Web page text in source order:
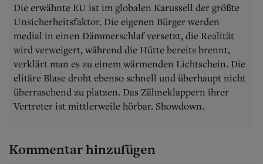
Die erwähnte EU ist im globalen Karussell der größte
Unsicherheitsfaktor. Die eigenen Bürger werden
medial in einen Dämmerschlaf versetzt, die Realität
wird verweigert, während die Hütte bereits brennt,
verklärt man es zu einem wärmenden Lichtschein. Die
elitäre Blase droht ebenso schnell und überhaupt nicht
überraschend zu platzen. Das Zähneklappern ihrer
Vertreter ist mittlerweile hörbar. Showdown.
Kommentar hinzufügen